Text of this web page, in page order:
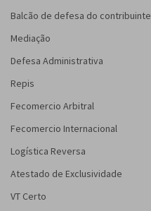
Balcão de defesa do contribuinte
Mediação
Defesa Administrativa
Repis
Fecomercio Arbitral
Fecomercio Internacional
Logística Reversa
Atestado de Exclusividade
VT Certo